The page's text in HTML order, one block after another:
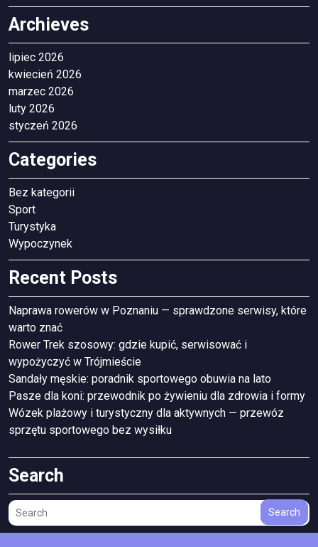
Archieves
lipiec 2026
kwiecień 2026
marzec 2026
luty 2026
styczeń 2026
Categories
Bez kategorii
Sport
Turystyka
Wypoczynek
Recent Posts
Naprawa rowerów w Poznaniu — sprawdzone serwisy, które
warto znać
Rower Trek szosowy: gdzie kupić, serwisować i
wypożyczyć w Trójmieście
Sandały męskie: poradnik sportowego obuwia na lato
Pasze dla koni: przewodnik po żywieniu dla zdrowia i formy
Wózek plażowy i turystyczny dla aktywnych — przewóz
sprzętu sportowego bez wysiłku
Search
Search